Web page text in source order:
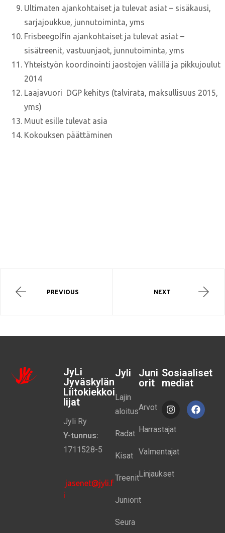
Ultimaten ajankohtaiset ja tulevat asiat – sisäkausi,
sarjajoukkue, junnutoiminta, yms
Frisbeegolfin ajankohtaiset ja tulevat asiat –
sisätreenit, vastuunjaot, junnutoiminta, yms
Yhteistyön koordinointi jaostojen välillä ja pikkujoulut
2014
Laajavuori DGP kehitys (talvirata, maksullisuus 2015,
yms)
Muut esille tulevat asia
Kokouksen päättäminen
PREVIOUS NEXT
JyLi
Jyväskylän
Liitokiekkoi
lijat
Jyli Ry
Y-tunnus:
1711528-5
jasenet@jyli.f
i
Jyli
Lajin
aloitus
Radat
Kisat
Treenit
Juniorit
Seura
Juni
orit
Arvot
Harrastajat
Valmentajat
Linjaukset
Sosiaaliset
mediat